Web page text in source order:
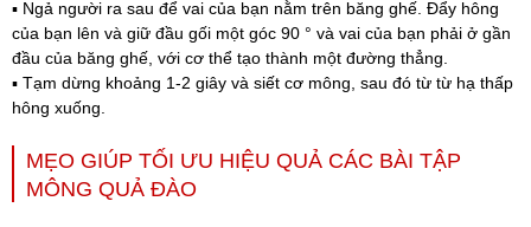
▪️ Ngả người ra sau để vai của bạn nằm trên băng ghế. Đẩy hông
của bạn lên và giữ đầu gối một góc 90 ° và vai của bạn phải ở gần
đầu của băng ghế, với cơ thể tạo thành một đường thẳng.
▪️ Tạm dừng khoảng 1-2 giây và siết cơ mông, sau đó từ từ hạ thấp
hông xuống.
MẸO GIÚP TỐI ƯU HIỆU QUẢ CÁC BÀI TẬP
MÔNG QUẢ ĐÀO